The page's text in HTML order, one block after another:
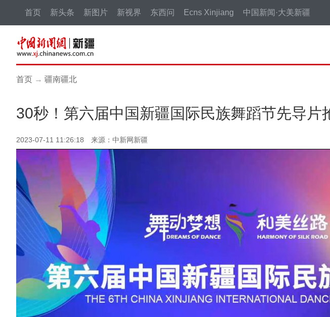
首页 新头条 新图片 新视界 东西问 Ecns Xinjiang 中国新闻·大美新疆
首页 → 疆南疆北
30秒！第六届中国新疆国际民族舞蹈节先导片
2023-07-11 11:26:18 来源：中新网新疆